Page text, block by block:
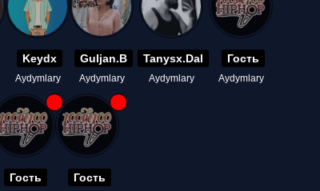
Keydx
Aydymlary
Guljan.B
Aydymlary
Tanysx.Dal
Aydymlary
Гость
Aydymlary
Гость Гость